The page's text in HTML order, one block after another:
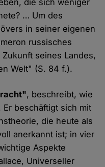
die sich weniger
… Um des
in seiner eigenen
russisches
seines Landes,
Welt" (S. 84 f.).
, beschreibt, wie
beschäftigt sich mit
die heute als
anerkannt ist; in vier
Aspekte
Universeller